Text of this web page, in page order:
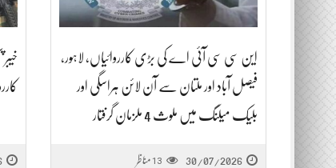
این سی سی آئی اے کی بڑی کارروائیاں، لاہور،
فیصل آباد اور ملتان سے آن لائن ہراسگی اور
بلیک میلنگ میں ملوث 4 ملزمان گرفتار
30/07/2026
13 مناظر
کارروائیاں،